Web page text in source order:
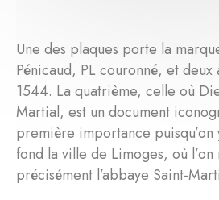
Une des plaques porte la
Pénicaud, PL couronné, et deux
1544. La quatrième, celle où
Martial, est un document
première importance
fond la ville de Limoges, où
précisément l’abbaye Saint-